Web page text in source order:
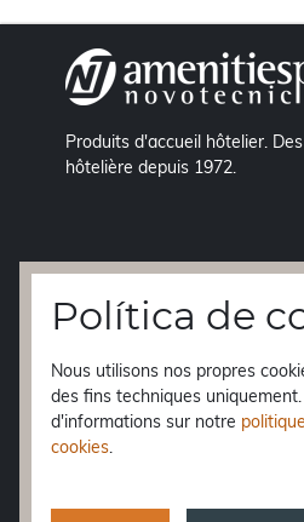
Produits d'accueil hôtelier.
hôtelière depuis 1972.
LIVRAISON EN 24h.
Baléares, Ceuta et Melilla
Política de
Nous utilisons nos propres
des fins techniques
d'informations sur notre
cookies.